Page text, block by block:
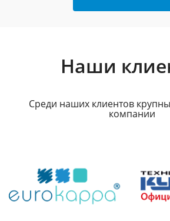
Наши
Среди наших клиентов
компании